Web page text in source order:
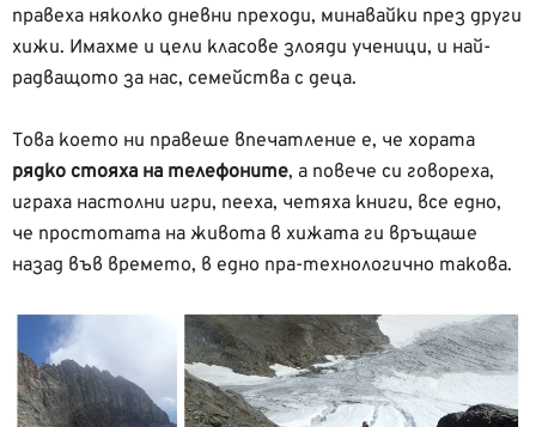
правеха няколко дневни преходи, минавайки през други
хижи. Имахме и цели класове злояди ученици, и най-
радващото за нас, семейства с деца.
Това което ни правеше впечатление е, че хората
рядко стояха на телефоните, а повече си говореха,
играха настолни игри, пееха, четяха книги, все едно,
че простотата на живота в хижата ги връщаше
назад във времето, в едно пра-технологично такова.